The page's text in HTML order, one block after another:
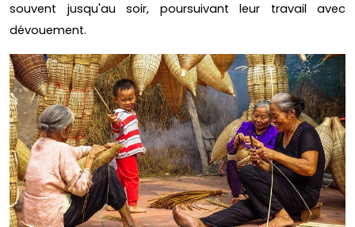
souvent jusqu'au soir, poursuivant leur travail avec
dévouement.